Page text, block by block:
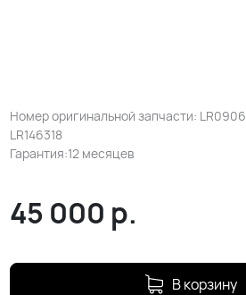
Номер оригинальной запчасти:
LR146318
Гарантия:12 месяцев
45 000 р.
В корзину